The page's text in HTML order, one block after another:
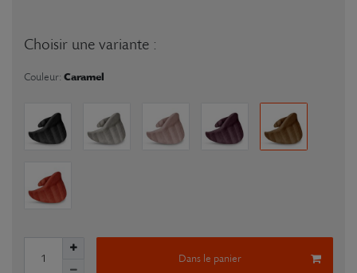
Choisir une variante :
Couleur: Caramel
Dans le panier